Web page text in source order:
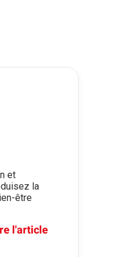
et
la
être
l'article